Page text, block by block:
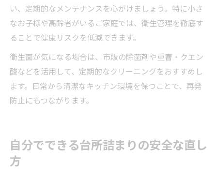
い、定期的なメンテナンスを心がけましょう。特に小さ
なお子様や高齢者がいるご家庭では、衛生管理を徹底す
ることで健康リスクを低減できます。
衛生面が気になる場合は、市販の除菌剤や重曹・クエン
酸などを活用して、定期的なクリーニングをおすすめし
ます。日常から清潔なキッチン環境を保つことで、再発
防止にもつながります。
自分でできる台所詰まりの安全な直し
方